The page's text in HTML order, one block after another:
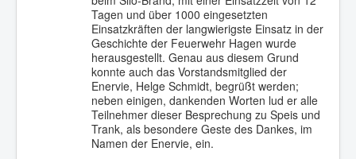
Tagen und über 1000 eingesetzten
Einsatzkräften der langwierigste Einsatz in der
Geschichte der Feuerwehr Hagen wurde
herausgestellt. Genau aus diesem Grund
konnte auch das Vorstandsmitglied der
Enervie, Helge Schmidt, begrüßt werden;
neben einigen, dankenden Worten lud er alle
Teilnehmer dieser Besprechung zu Speis und
Trank, als besondere Geste des Dankes, im
Namen der Enervie, ein.